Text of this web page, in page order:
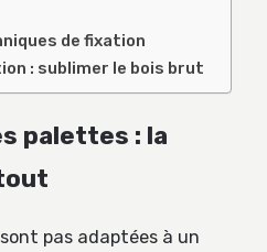
de fixation
: sublimer le bois brut
palettes : la
pas adaptées à un